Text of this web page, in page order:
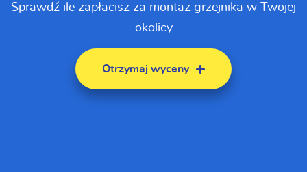
Sprawdź ile zapłacisz za montaż grzejnika w Twojej
okolicy
Otrzymaj wyceny